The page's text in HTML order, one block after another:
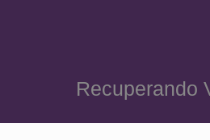
Recuperando